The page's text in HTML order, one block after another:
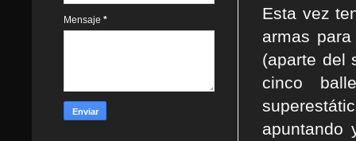
Esta vez
armas
(aparte del
cinco
Mensaje *